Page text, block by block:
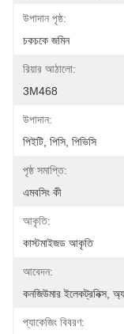
উপাদান পৃষ্ঠ:
চকচকে জমিন
রিয়ার আঠালো:
3M468
উপাদান:
পিইটি, পিসি, পিভিসি
পৃষ্ঠ সমাপ্তি:
এমবসিং কী
আকৃতি:
কাস্টমাইজড আকৃতি
আবেদন:
কনজিউমার ইলেকট্রনিক্স,
প্যাকেজিং বিবরণ: